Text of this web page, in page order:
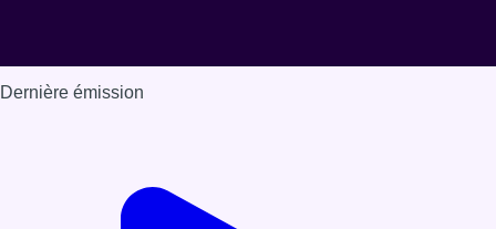
Dernière émission